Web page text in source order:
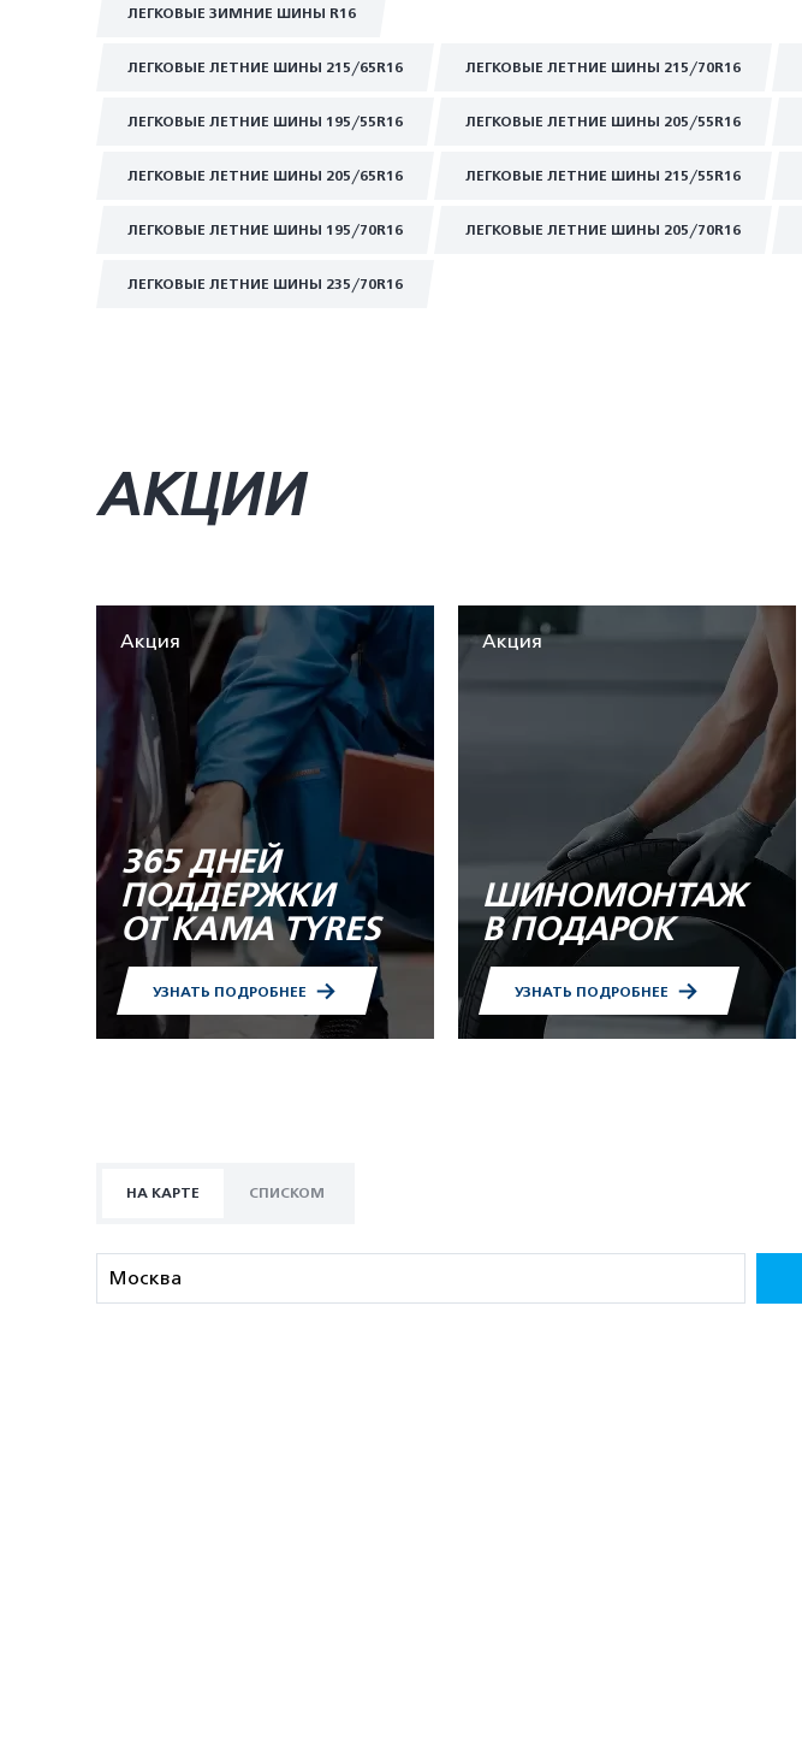
ЛЕГКОВЫЕ ЗИМНИЕ ШИНЫ R16
ЛЕГКОВЫЕ ЛЕТНИЕ ШИНЫ 215/65R16 ЛЕГКОВЫЕ ЛЕТНИЕ ШИНЫ 215/70R16
ЛЕГКОВЫЕ ЛЕТНИЕ ШИНЫ 195/55R16 ЛЕГКОВЫЕ ЛЕТНИЕ ШИНЫ 205/55R16
ЛЕГКОВЫЕ ЛЕТНИЕ ШИНЫ 205/65R16 ЛЕГКОВЫЕ ЛЕТНИЕ ШИНЫ 215/55R16
ЛЕГКОВЫЕ ЛЕТНИЕ ШИНЫ 195/70R16 ЛЕГКОВЫЕ ЛЕТНИЕ ШИНЫ 205/70R16
ЛЕГКОВЫЕ ЛЕТНИЕ ШИНЫ 235/70R16
АКЦИИ
Акция
365 ДНЕЙ
ПОДДЕРЖКИ
ОТ KAMA TYRES
УЗНАТЬ ПОДРОБНЕЕ
Акция
ШИНОМОНТАЖ
В ПОДАРОК
УЗНАТЬ ПОДРОБНЕЕ
НА КАРТЕ СПИСКОМ